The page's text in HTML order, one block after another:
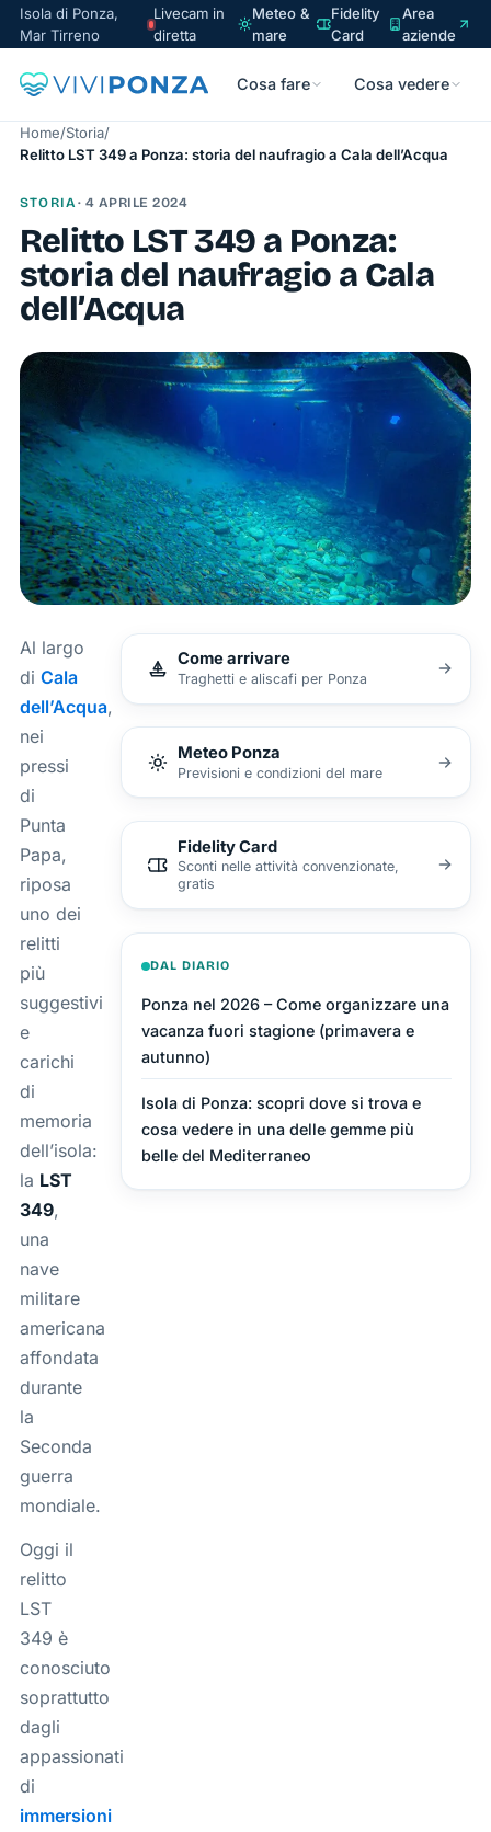
Isola di Ponza,
Mar Tirreno
Livecam in
diretta
Meteo &
mare
Fidelity
Card
Area
aziende
Cosa fare Cosa vedere
Home/Storia/
Relitto LST 349 a Ponza: storia del naufragio a Cala dell’Acqua
STORIA· 4 APRILE 2024
Relitto LST 349 a Ponza:
storia del naufragio a Cala
dell’Acqua
Al largo
di Cala
dell’Acqua,
nei
pressi
di
Punta
Papa,
riposa
uno dei
relitti
più
suggestivi
e
carichi
di
memoria
dell’isola:
la LST
349,
una
nave
militare
americana
affondata
durante
la
Seconda
guerra
mondiale.
Oggi il
relitto
LST
349 è
conosciuto
soprattutto
dagli
appassionati
di
immersioni
Come arrivare
Traghetti e aliscafi per Ponza
Meteo Ponza
Previsioni e condizioni del mare
Fidelity Card
Sconti nelle attività convenzionate,
gratis
DAL DIARIO
Ponza nel 2026 – Come organizzare una
vacanza fuori stagione (primavera e
autunno)
Isola di Ponza: scopri dove si trova e
cosa vedere in una delle gemme più
belle del Mediterraneo